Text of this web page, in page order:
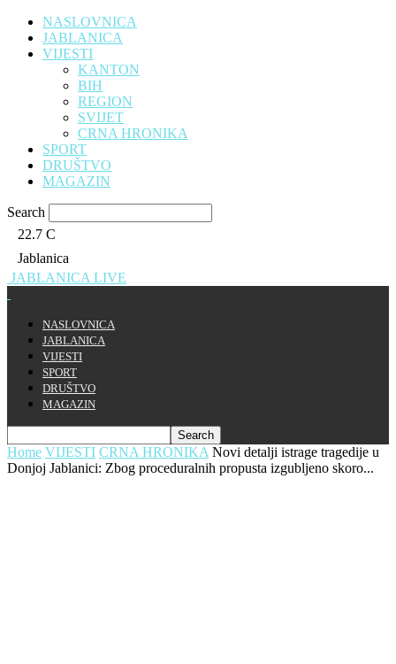
NASLOVNICA
JABLANICA
VIJESTI
KANTON
BIH
REGION
SVIJET
CRNA HRONIKA
SPORT
DRUŠTVO
MAGAZIN
Search
22.7 C
Jablanica
JABLANICA LIVE
NASLOVNICA
JABLANICA
VIJESTI
SPORT
DRUŠTVO
MAGAZIN
Home VIJESTI CRNA HRONIKA Novi detalji istrage tragedije u
Donjoj Jablanici: Zbog proceduralnih propusta izgubljeno skoro...